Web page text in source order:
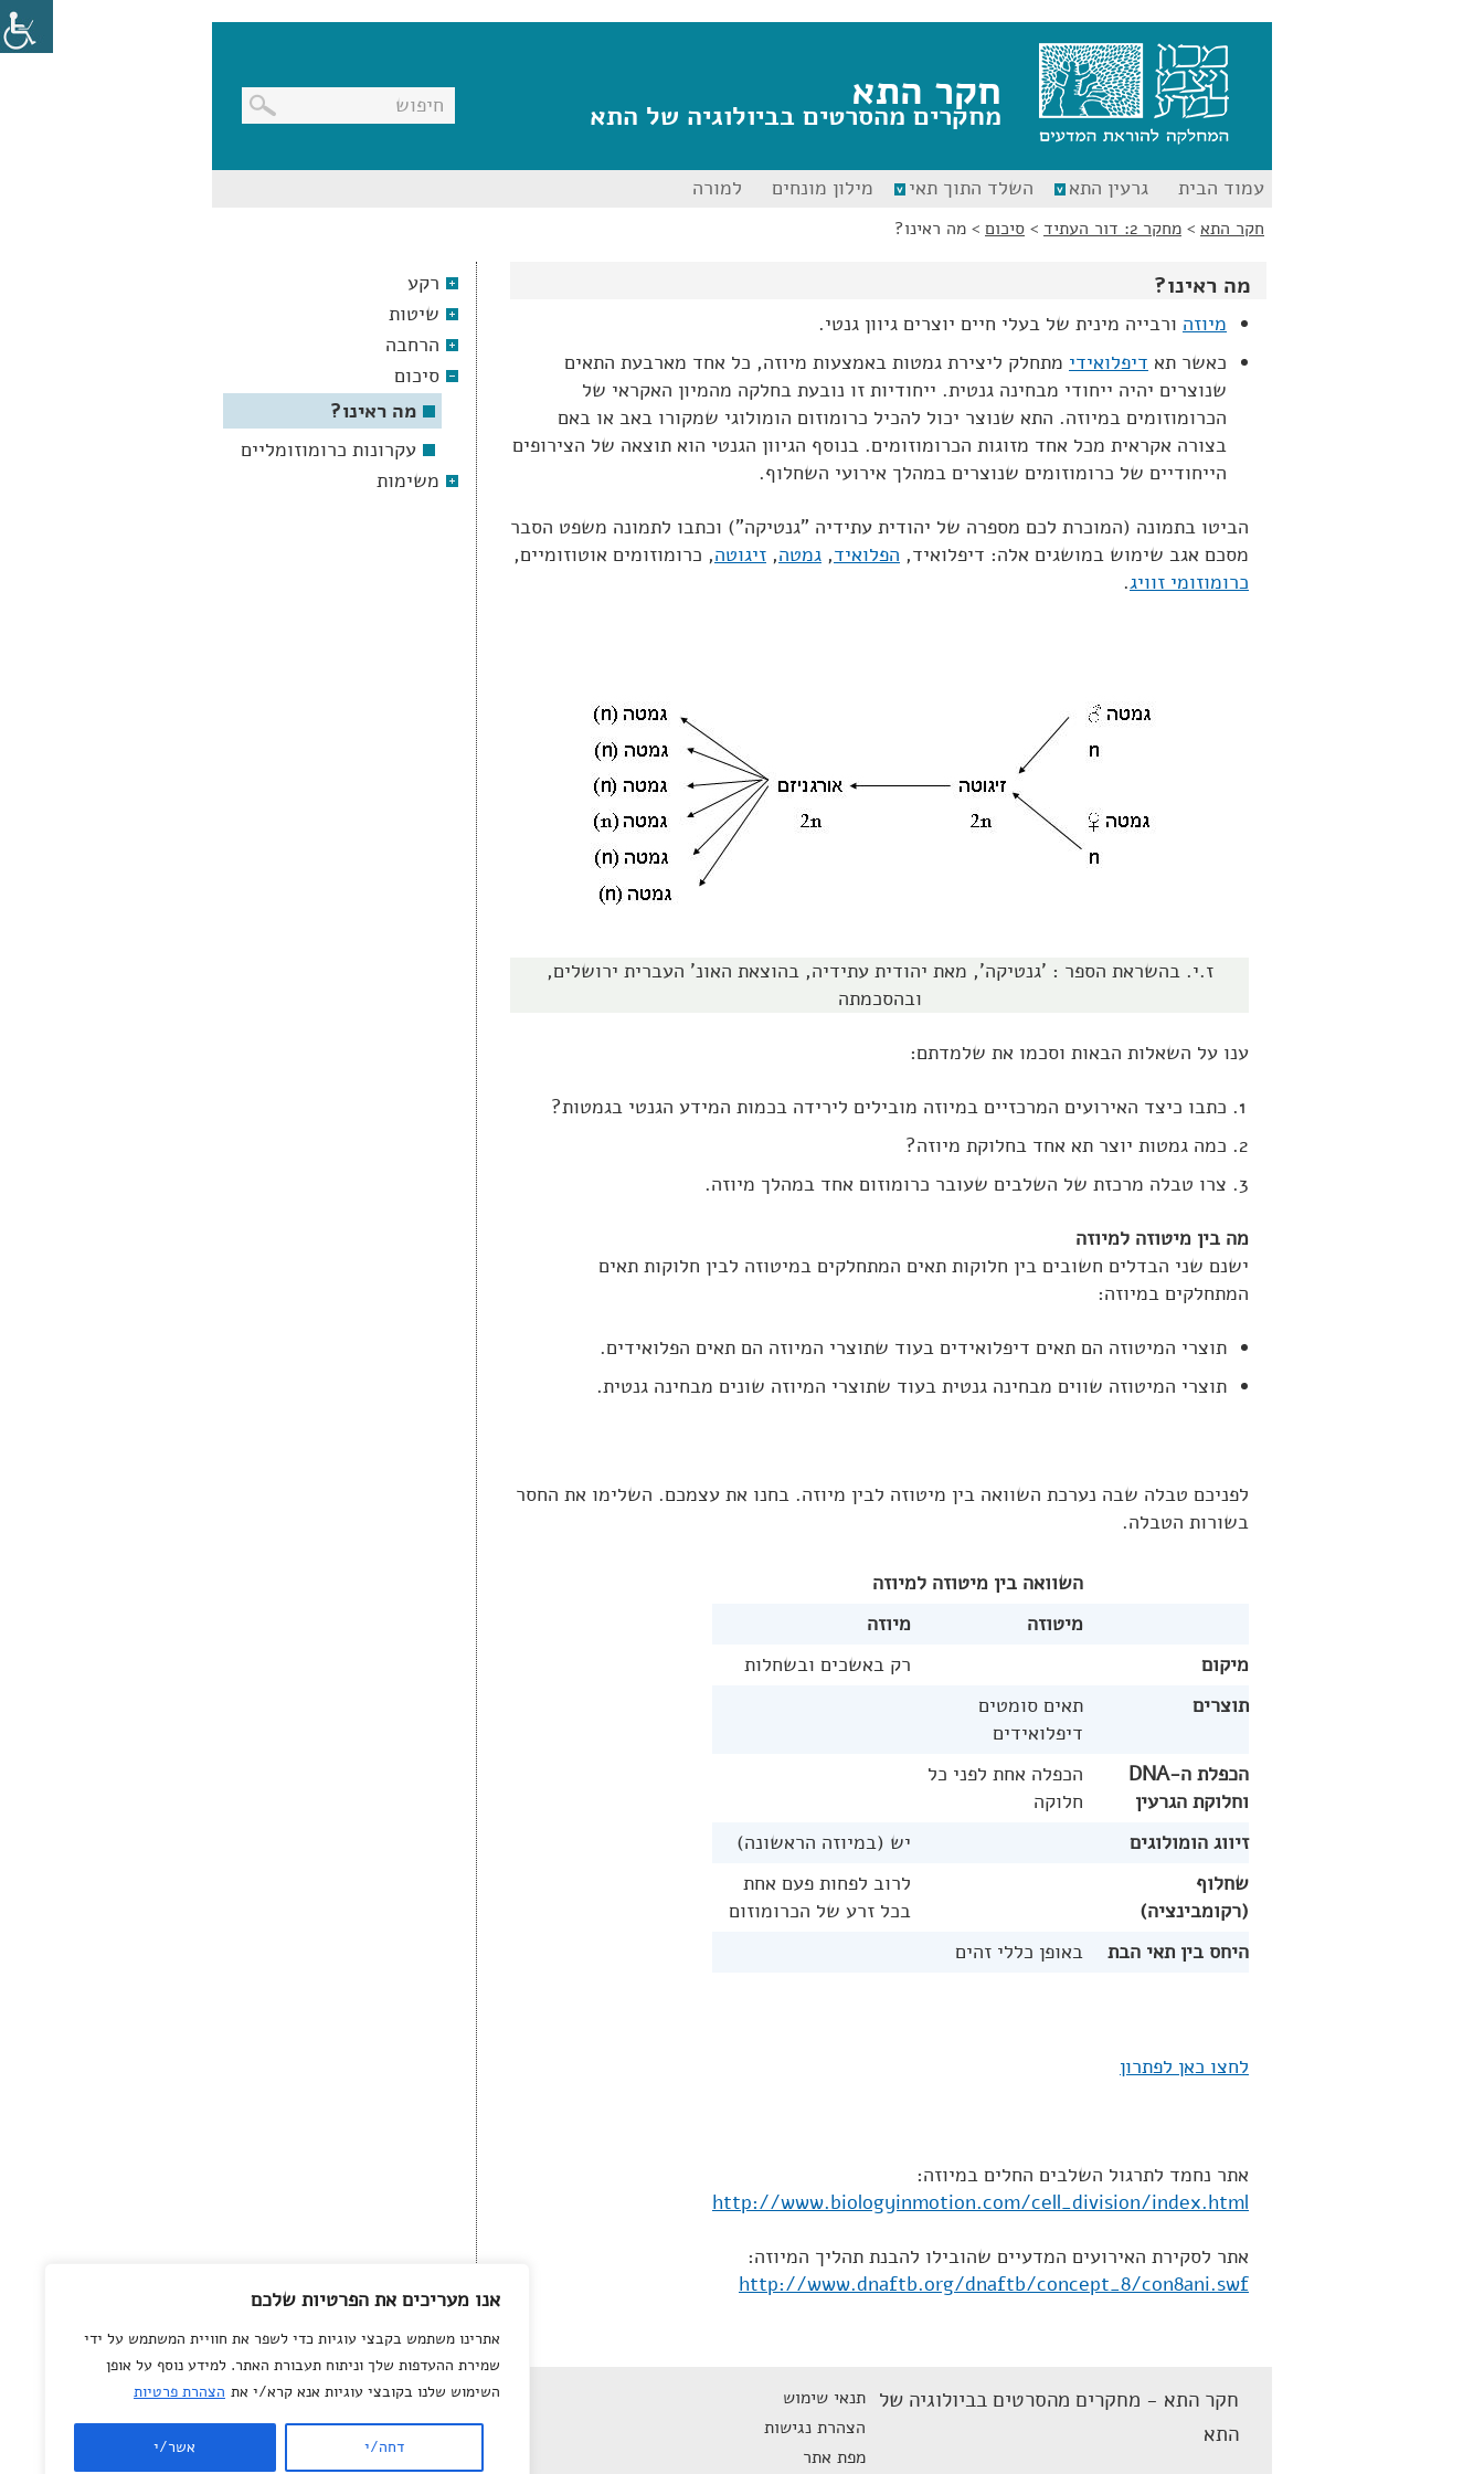
אנו מעריכים את הפרטיות שלכם
אתרינו משתמש בקבצי עוגיות כדי לשפר את חוויית המשתמש על ידי
שמירת ההעדפות שלך וניתוח תעבורת האתר. למידע נוסף על אופן
השימוש שלנו בקובצי עוגיות אנא קרא/י את הצהרת פרטיות
דחה/י אשר/י
חקר התא
מחקרים מהסרטים בביולוגיה של התא
עמוד הבית גרעין התא השלד התוך תאי מילון מונחים למורה
חקר התא > מחקר 2: דור העתיד > סיכום > מה ראינו?
מה ראינו?
מיוזה ורבייה מינית של בעלי חיים יוצרים גיוון גנטי.
כאשר תא דיפלואידי מתחלק ליצירת גמטות באמצעות מיוזה, כל אחד מארבעת התאים
שנוצרים יהיה ייחודי מבחינה גנטית. ייחודיות זו נובעת בחלקה מהמיון האקראי של
הכרומוזומים במיוזה. התא שנוצר יכול להכיל כרומוזום הומולוגי שמקורו באב או באם
בצורה אקראית מכל אחד מזוגות הכרומוזומים. בנוסף הגיוון הגנטי הוא תוצאה של הצירופים
הייחודיים של כרומוזומים שנוצרים במהלך אירועי השחלוף.
הביטו בתמונה (המוכרת לכם מספרה של יהודית עתידיה "גנטיקה") וכתבו לתמונה משפט הסבר
מסכם אגב שימוש במושגים אלה: דיפלואיד, הפלואיד, גמטה, זיגוטה, כרומוזומים אוטוזומיים,
כרומוזומי זוויג.
ז.י. בהשראת הספר : 'גנטיקה', מאת יהודית עתידיה, בהוצאת האונ' העברית ירושלים,
ובהסכמתה
ענו על השאלות הבאות וסכמו את שלמדתם:
כתבו כיצד האירועים המרכזיים במיוזה מובילים לירידה בכמות המידע הגנטי בגמטות?
כמה גמטות יוצר תא אחד בחלוקת מיוזה?
צרו טבלה מרכזת של השלבים שעובר כרומוזום אחד במהלך מיוזה.
מה בין מיטוזה למיוזה
ישנם שני הבדלים חשובים בין חלוקות תאים המתחלקים במיטוזה לבין חלוקות תאים
המתחלקים במיוזה:
תוצרי המיטוזה הם תאים דיפלואידים בעוד שתוצרי המיוזה הם תאים הפלואידים.
תוצרי המיטוזה שווים מבחינה גנטית בעוד שתוצרי המיוזה שונים מבחינה גנטית.
לפניכם טבלה שבה נערכת השוואה בין מיטוזה לבין מיוזה. בחנו את עצמכם. השלימו את החסר
בשורות הטבלה.
השוואה בין מיטוזה למיוזה
מיטוזה
מיוזה
מיקום
רק באשכים ובשחלות
תוצרים
תאים סומטים
דיפלואידים
הכפלת ה-DNA
וחלוקת הגרעין
הכפלה אחת לפני כל
חלוקה
זיווג הומולוגים
יש (במיוזה הראשונה)
שחלוף
(רקומבינציה)
לרוב לפחות פעם אחת
בכל זרע של הכרומוזום
היחס בין תאי הבת
באופן כללי זהים
לחצו כאן לפתרון
אתר נחמד לתרגול השלבים החלים במיוזה:
http://www.biologyinmotion.com/cell_division/index.html
אתר לסקירת האירועים המדעיים שהובילו להבנת תהליך המיוזה:
http://www.dnaftb.org/dnaftb/concept_8/con8ani.swf
רקע
שיטות
הרחבה
סיכום
מה ראינו?
עקרונות כרומוזומליים
משימות
חקר התא - מחקרים מהסרטים בביולוגיה של
התא
תנאי שימוש
הצהרת נגישות
מפת אתר
© All rights reserved
toDepartment of
Science Teaching
Weizmann Institute of